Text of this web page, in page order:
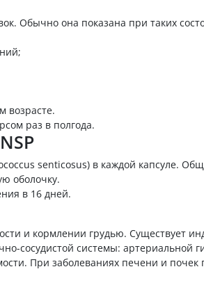
Обычно она показана при таких
возрасте.
раз в полгода.
senticosus) в каждой капсуле.
оболочку.
в 16 дней.
и кормлении грудью. Существует
сосудистой системы: артериальной
При заболеваниях печени и почек